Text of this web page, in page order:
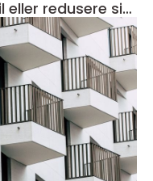
eller redusere sitt